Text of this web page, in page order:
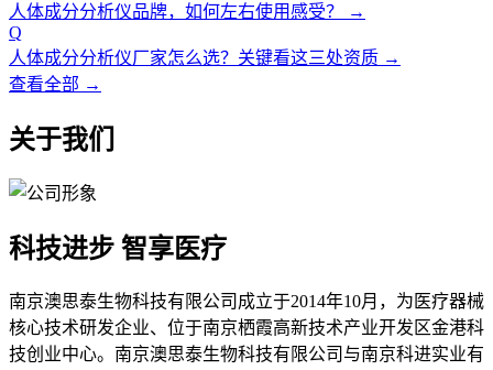
人体成分分析仪品牌，如何左右使用感受？
→
Q
人体成分分析仪厂家怎么选？关键看这三处资质 →
查看全部 →
关于我们
科技进步 智享医疗
南京澳思泰生物科技有限公司成立于2014年10月，为医疗器械
核心技术研发企业、位于南京栖霞高新技术产业开发区金港科
技创业中心。南京澳思泰生物科技有限公司与南京科进实业有